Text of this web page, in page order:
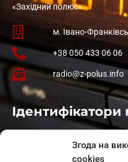
Згода на
cookies
«Західний полюс»
м. Івано-
+38 050 433 06 06
radio@z-polus.info
Ідентифікатори
: L11-01410